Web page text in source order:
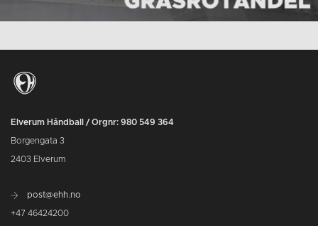
Elverum Håndball / Orgnr: 980 549 364
Borgengata 3
2403 Elverum
post@ehh.no
+47 46424200